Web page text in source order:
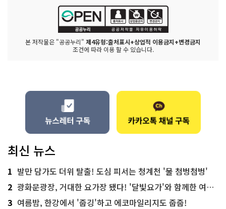
본 저작물은 "공공누리" 제4유형:출처표시+상업적 이용금지+변경금지
조건에 따라 이용 할 수 있습니다.
최신 뉴스
1 발만 담가도 더위 탈출! 도심 피서는 청계천 '물 첨벙첨벙'
2 광화문광장, 거대한 요가장 됐다! '달빛요가'와 함께한 여름밤 힐링
3 여름밤, 한강에서 '줍깅'하고 에코마일리지도 줍줍!